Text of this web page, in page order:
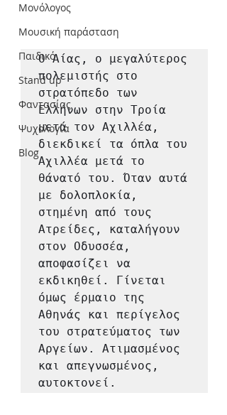
Μονόλογος
Μουσική παράσταση
Παιδικό
Stand up
Φαντασίας
Ψυχολογία
Blog
Ο Αίας, ο μεγαλύτερος
πολεμιστής στο
στρατόπεδο των
Ελλήνων στην Τροία
μετά τον Αχιλλέα,
διεκδικεί τα όπλα του
Αχιλλέα μετά το
θάνατό του. Όταν αυτά
με δολοπλοκία,
στημένη από τους
Ατρείδες, καταλήγουν
στον Οδυσσέα,
αποφασίζει να
εκδικηθεί. Γίνεται
όμως έρμαιο της
Αθηνάς και περίγελος
του στρατεύματος των
Αργείων. Ατιμασμένος
και απεγνωσμένος,
αυτοκτονεί.